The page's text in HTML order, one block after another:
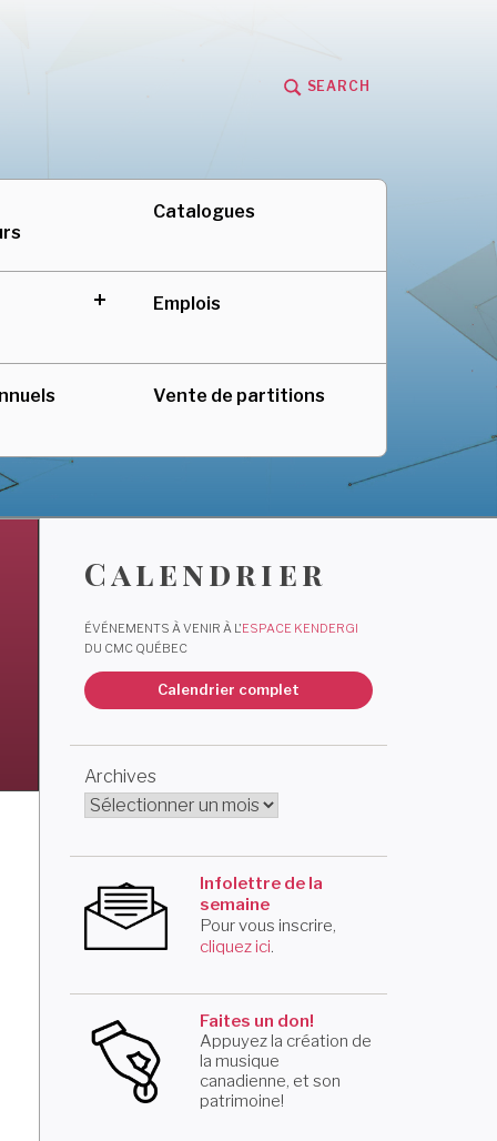
au Québec
SEARCH
Catalogues
expandEmplois
Vente de partitions
Calendrier
ÉVÉNEMENTS À VENIR À L'ESPACE KENDERGI
DU CMC QUÉBEC
Calendrier complet
Archives
Infolettre de la
semaine
Pour vous inscrire,
cliquez ici.
Faites un don!
Appuyez la création de
la musique
canadienne, et son
patrimoine!